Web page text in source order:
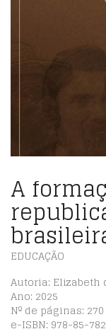
A
EDUCAÇÃO
Autoria: Elizabeth
Ano: 2025
Nº de páginas: 270
e-ISBN: 978-85-